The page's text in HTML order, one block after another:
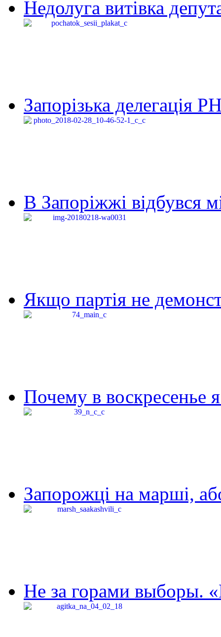
Недолуга витівка
Запорізька делегація
В Запоріжжі відбувся
Якщо партія не
Почему в воскресенье
Запорожці на марші,
Не за горами выборы.